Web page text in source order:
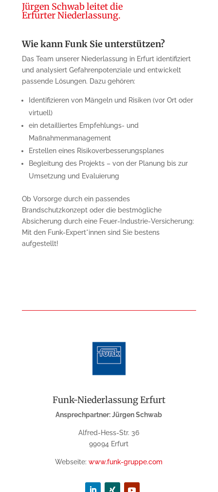
Jürgen Schwab leitet die
Erfurter Niederlassung.
Wie kann Funk Sie unterstützen?
Das Team unserer Niederlassung in Erfurt identifiziert
und analysiert Gefahrenpotenziale und entwickelt
passende Lösungen. Dazu gehören:
Identifizieren von Mängeln und Risiken (vor Ort oder
virtuell)
ein detailliertes Empfehlungs- und
Maßnahmenmanagement
Erstellen eines Risikoverbesserungsplanes
Begleitung des Projekts – von der Planung bis zur
Umsetzung und Evaluierung
Ob Vorsorge durch ein passendes
Brandschutzkonzept oder die bestmögliche
Absicherung durch eine Feuer-Industrie-Versicherung:
Mit den Funk-Expert*innen sind Sie bestens
aufgestellt!
Funk-Niederlassung Erfurt
Ansprechpartner: Jürgen Schwab
Alfred-Hess-Str. 36
99094 Erfurt
Webseite:www.funk-gruppe.com